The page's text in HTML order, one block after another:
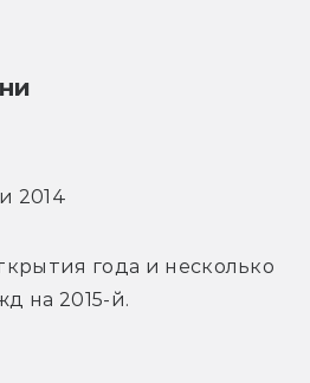
2014
года и несколько
на 2015-й.